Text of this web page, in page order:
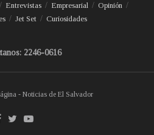
Entrevistas Empresarial
Opinión
Jet Set Curiosidades
2246-0616
- Noticias de El Salvador